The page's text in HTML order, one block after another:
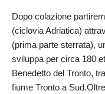
Dopo colazione
(ciclovia Adriatica)
(prima parte sterrata),
sviluppa per circa 180
Benedetto del Tronto,
fiume Tronto a